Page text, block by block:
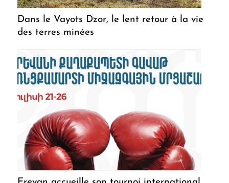
Dans le Vayots Dzor, le lent retour à la vie
des terres minées